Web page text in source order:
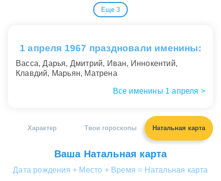
Председатель правления, генеральный директор
ЗАО "Моспромстрой", лауреат Государственной
премии, Заслуженный строитель Российской
Диана Зверева-Балюк
Дата рождения: 01.04.1979
Еще 3
1 апреля 1967 праздновали именины:
Васса, Дарья, Дмитрий, Иван, Иннокентий,
Клавдий, Марьян, Матрена
Все именины 1 апреля >
Характер Твои гороскопы Натальная карта
Ваша Натальная карта
Дата рождения + Место + Время = Натальная карта